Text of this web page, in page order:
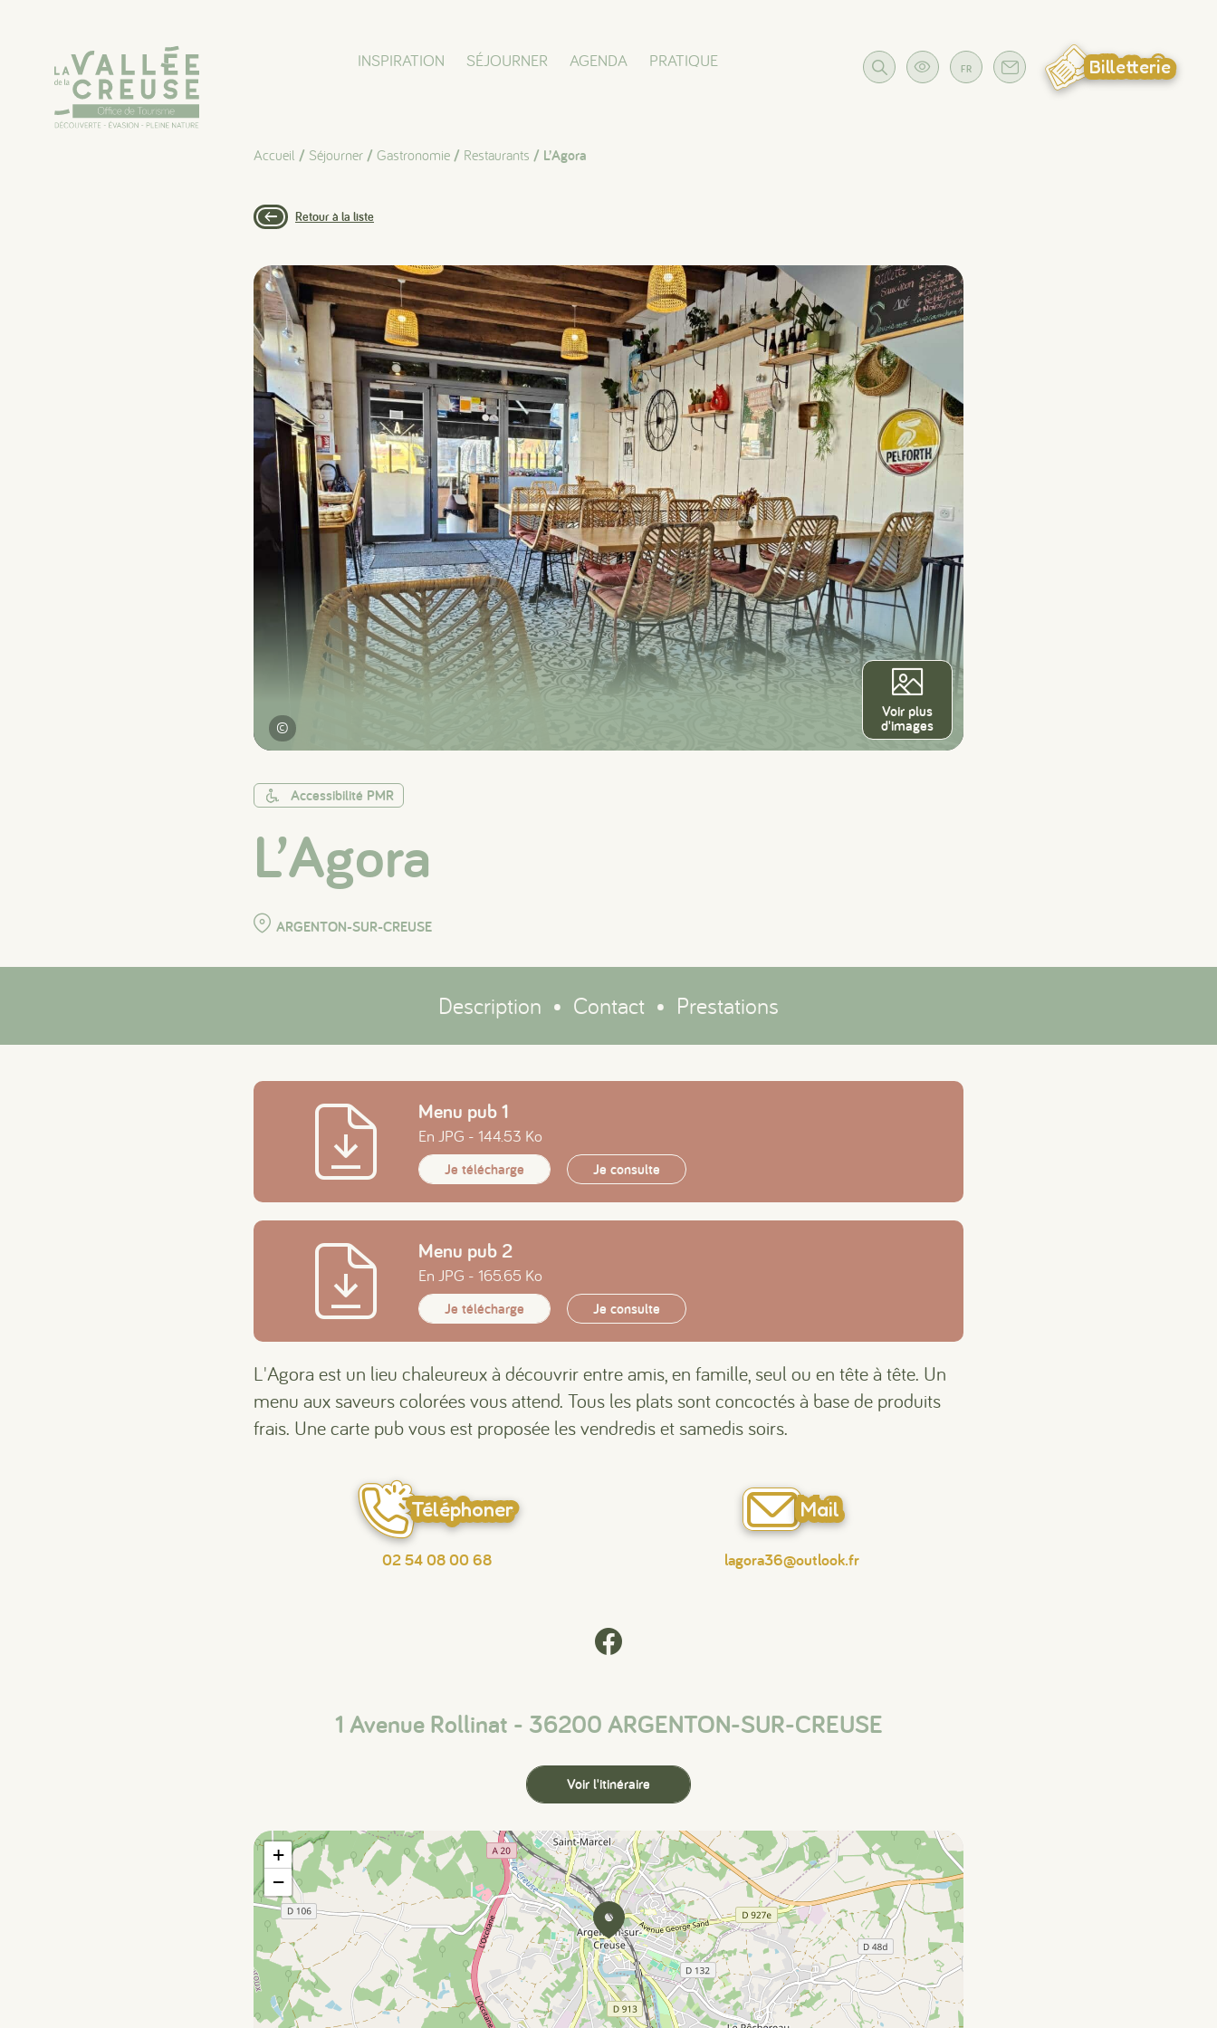
INSPIRATION SÉJOURNER AGENDA PRATIQUE FR Billetterie
Accueil / Séjourner / Gastronomie / Restaurants / L’Agora
Retour à la liste
©
Voir plus
d'images
Accessibilité PMR
L’Agora
ARGENTON-SUR-CREUSE
Description • Contact • Prestations
Menu pub 1
En JPG - 144.53 Ko
Je télécharge Je consulte
Menu pub 2
En JPG - 165.65 Ko
Je télécharge Je consulte
L'Agora est un lieu chaleureux à découvrir entre amis, en famille, seul ou en tête à tête. Un
menu aux saveurs colorées vous attend. Tous les plats sont concoctés à base de produits
frais. Une carte pub vous est proposée les vendredis et samedis soirs.
Téléphoner
02 54 08 00 68
Mail
lagora36@outlook.fr
1 Avenue Rollinat - 36200 ARGENTON-SUR-CREUSE
Voir l'itinéraire
+
−